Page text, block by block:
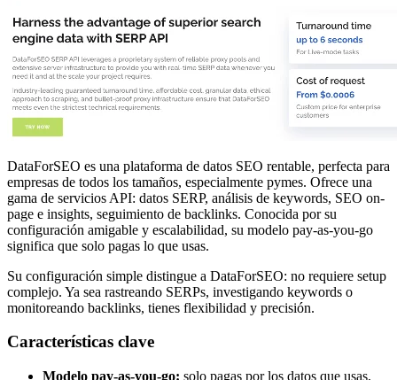
DataForSEO es una plataforma de datos SEO rentable, perfecta para
empresas de todos los tamaños, especialmente pymes. Ofrece una
gama de servicios API: datos SERP, análisis de keywords, SEO on-
page e insights, seguimiento de backlinks. Conocida por su
configuración amigable y escalabilidad, su modelo pay-as-you-go
significa que solo pagas lo que usas.
Su configuración simple distingue a DataForSEO: no requiere setup
complejo. Ya sea rastreando SERPs, investigando keywords o
monitoreando backlinks, tienes flexibilidad y precisión.
Características clave
Modelo pay-as-you-go: solo pagas por los datos que usas,